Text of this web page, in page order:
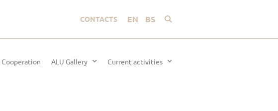
CONTACTS EN BS
ALU Gallery Current activities